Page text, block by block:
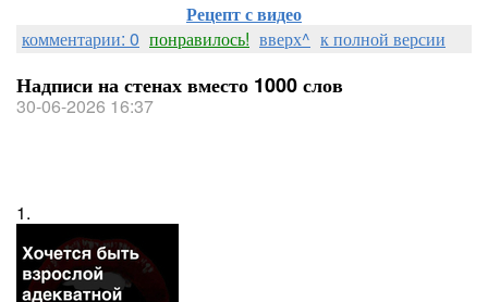
Рецепт с видео
комментарии: 0 понравилось! вверх^ к полной версии
Надписи на стенах вместо 1000 слов
30-06-2026 16:37
1.